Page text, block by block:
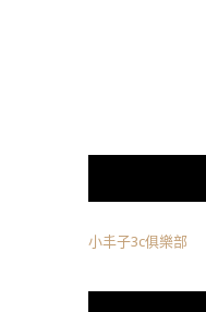
小丰子3c俱樂部